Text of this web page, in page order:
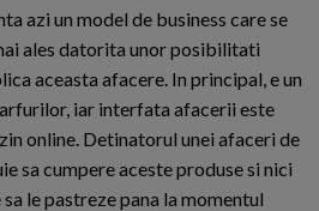
azi un model de business care se
ales datorita unor posibilitati
aceasta afacere. In principal, e un
iar interfata afacerii este
online. Detinatorul unei afaceri de
sa cumpere aceste produse si nici
le pastreze pana la momentul